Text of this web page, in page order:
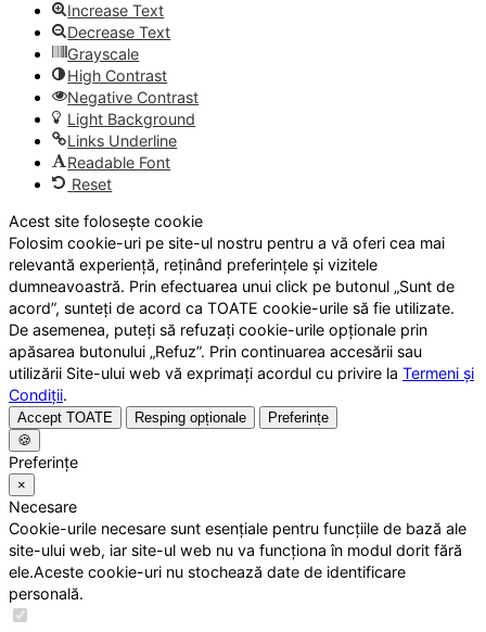
Increase Text
Decrease Text
Grayscale
High Contrast
Negative Contrast
Light Background
Links Underline
Readable Font
Reset
Acest site folosește cookie
Folosim cookie-uri pe site-ul nostru pentru a vă oferi cea mai
relevantă experiență, reținând preferințele și vizitele
dumneavoastră. Prin efectuarea unui click pe butonul „Sunt de
acord”, sunteți de acord ca TOATE cookie-urile să fie utilizate.
De asemenea, puteți să refuzați cookie-urile opționale prin
apăsarea butonului „Refuz”. Prin continuarea accesării sau
utilizării Site-ului web vă exprimați acordul cu privire la Termeni și
Condiții.
Accept TOATE Resping opționale
Preferințe
🍪
Preferințe
×
Necesare
Cookie-urile necesare sunt esențiale pentru funcțiile de bază ale
site-ului web, iar site-ul web nu va funcționa în modul dorit fără
ele.Aceste cookie-uri nu stochează date de identificare
personală.